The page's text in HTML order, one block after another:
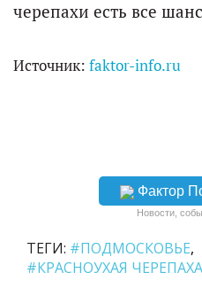
черепахи есть все
Источник: faktor-info.ru
Фактор
Новости,
ТЕГИ: #ПОДМОСКОВЬЕ
#КРАСНОУХАЯ ЧЕРЕПАХА